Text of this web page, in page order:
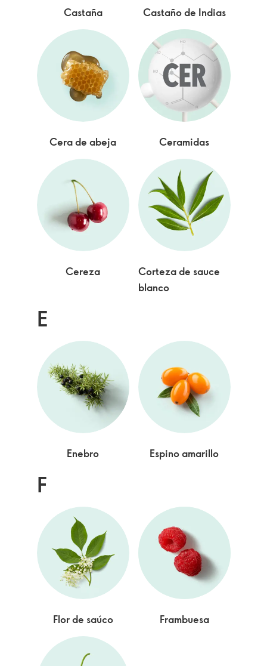
Castaña Castaño de Indias
Cera de abeja Ceramidas
Cereza
Corteza de sauce
blanco
E
Enebro Espino amarillo
F
Flor de saúco Frambuesa